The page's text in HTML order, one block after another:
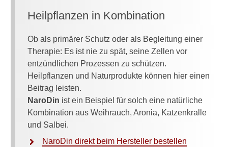
Heilpflanzen in Kombination
Ob als primärer Schutz oder als Begleitung einer
Therapie: Es ist nie zu spät, seine Zellen vor
entzündlichen Prozessen zu schützen.
Heilpflanzen und Naturprodukte können hier einen
Beitrag leisten.
NaroDin ist ein Beispiel für solch eine natürliche
Kombination aus Weihrauch, Aronia, Katzenkralle
und Salbei.
NaroDin direkt beim Hersteller bestellen